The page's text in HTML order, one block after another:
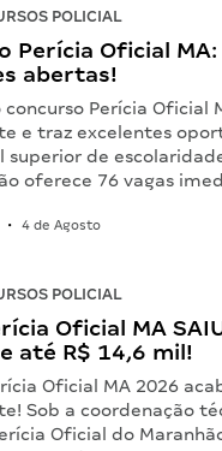
POLICIAL
Perícia Oficial
abertas!
Perícia Oficial
e traz excelentes
superior de
oferece 76 vagas
• 4 de Agosto
POLICIAL
Oficial MA
até R$ 14,6 mil!
Oficial MA 2026
Sob a coordenação
Oficial do